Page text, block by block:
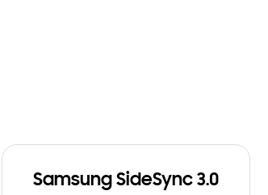
Samsung SideSync 3.0